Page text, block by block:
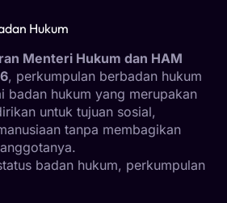
Hukum
Menteri Hukum dan HAM
, perkumpulan berbadan hukum
badan hukum yang merupakan
untuk tujuan sosial,
tanpa membagikan
badan hukum, perkumpulan